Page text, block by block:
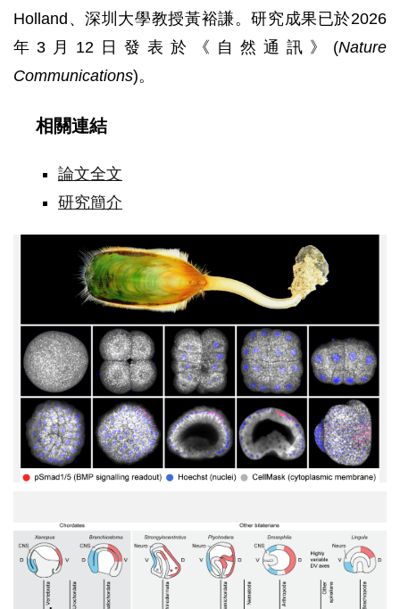
Holland、深圳大學教授黃裕謙。研究成果已於2026
年3月12日發表於《自然通訊》(Nature
Communications)。
相關連結
論文全文
研究簡介
殼
肉
莖
腕
足
動
海
豆
anatina)
成
體
對
稱
動